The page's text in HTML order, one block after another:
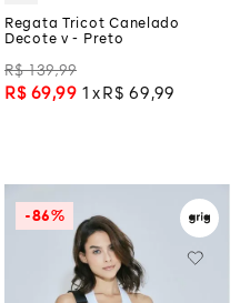
Regata Tricot Canelado
Decote v - Preto
R$ 139,99
R$ 69,99 1 R$ 69 ,99
-86%